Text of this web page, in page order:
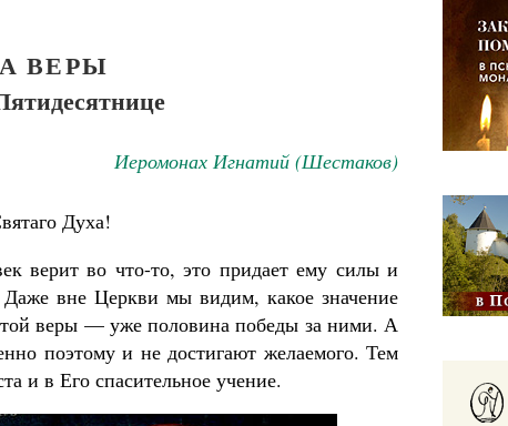
ВЕРЫ
Иеромонах Игнатий (Шестаков)
Духа!
верит во что-то, это придает ему силы и
Даже вне Церкви мы видим, какое значение
веры — уже половина победы за ними. А
поэтому и не достигают желаемого. Тем
и в Его спасительное учение.